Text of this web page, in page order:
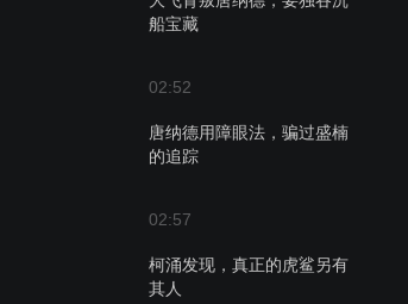
船宝藏
02:52
唐纳德用障眼法，骗过盛楠
的追踪
02:57
柯涌发现，真正的虎鲨另有
其人